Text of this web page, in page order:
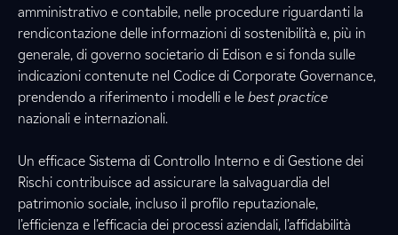
amministrativo e contabile, nelle procedure riguardanti la
rendicontazione delle informazioni di sostenibilità e, più in
generale, di governo societario di Edison e si fonda sulle
indicazioni contenute nel Codice di Corporate Governance,
prendendo a riferimento i modelli e le best practice
nazionali e internazionali.
Un efficace Sistema di Controllo Interno e di Gestione dei
Rischi contribuisce ad assicurare la salvaguardia del
patrimonio sociale, incluso il profilo reputazionale,
l’efficienza e l’efficacia dei processi aziendali, l’affidabilità